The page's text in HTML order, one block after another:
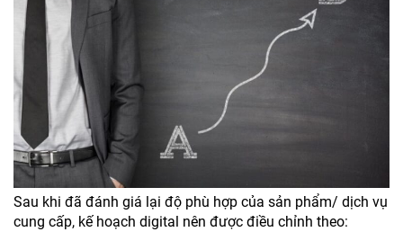
Sau khi đã đánh giá lại độ phù hợp của sản phẩm/ dịch vụ
cung cấp, kế hoạch digital nên được điều chỉnh theo: